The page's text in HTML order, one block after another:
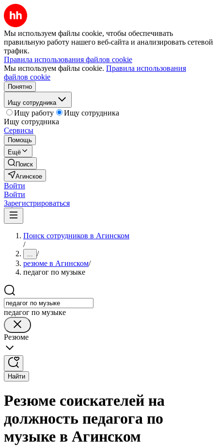
Мы используем файлы cookie, чтобы обеспечивать
правильную работу нашего веб-сайта и анализировать сетевой
трафик.
Правила использования файлов cookie
Мы используем файлы cookie. Правила использования
файлов cookie
Понятно
Ищу сотрудника
Ищу работу
Ищу сотрудника
Ищу сотрудника
Сервисы
Помощь
Ещё
Поиск
Агинское
Войти
Войти
Зарегистрироваться
Поиск сотрудников в Агинском
/
... /
резюме в Агинском/
педагог по музыке
педагог по музыке
Резюме
Найти
Резюме соискателей на
должность педагога по
музыке в Агинском